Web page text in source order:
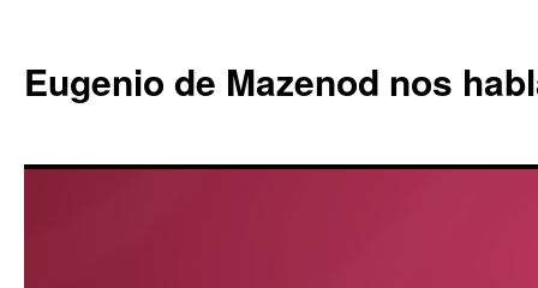
Eugenio de Mazenod nos